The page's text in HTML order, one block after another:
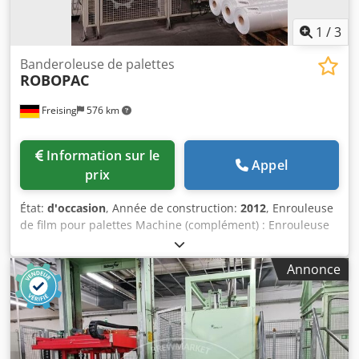
1 /3
Freising 576 km
Banderoleuse de palettes
ROBOPAC
prix
Appel
État: d'occasion, Année de construction: 2012, Enrouleuse
de film pour palettes Machine (complément) : Enrouleuse
de film Capacité maximale : 55 palettes/heure pour une
hauteur maximale de 1 600 mm (hauteur standard 2 300
mm) Vitesse de rotation maximale : 20 tr/min Puissance : 4
kW Courant : 7,5 A Tension : 400 V Fréquence : 50 Hz Air
comprimé : 6 bar Formats : Palettes de 1 200 x 800 mm
(max. 1 200 x 1 200 mm, min. 600 x 800 mm) Sens de
passage : droite -> gauche Commande / Contrôle : Armoire
Annonce